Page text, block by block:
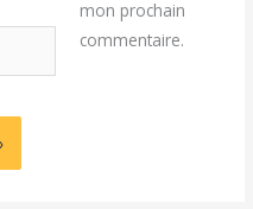
mon prochain
commentaire.